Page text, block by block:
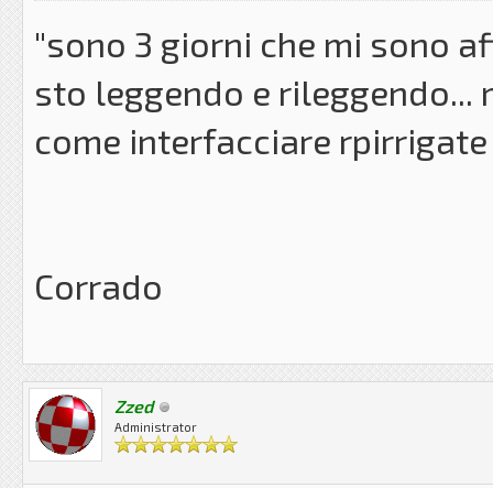
"sono 3 giorni che mi sono
sto leggendo e rileggendo...
come interfacciare
Corrado
Zzed
Administrator